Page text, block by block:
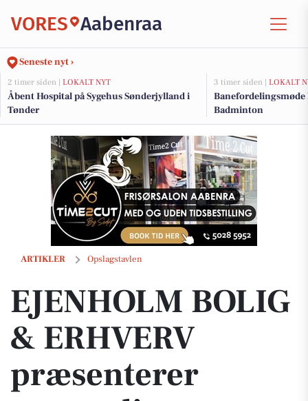
VORES Aabenraa
Seneste nyt ›
2 timer siden | LOKALT NYT
Åbent Hospital på Sygehus Sønderjylland i
Tønder
3 timer siden | LOKALT
Badminton
ARTIKLER Opslagstavlen
EJENHOLM BOLIG & ERHVERV præsenterer rummelig ejendom til
EJENHOLM BOLIG
& ERHVERV
præsenterer